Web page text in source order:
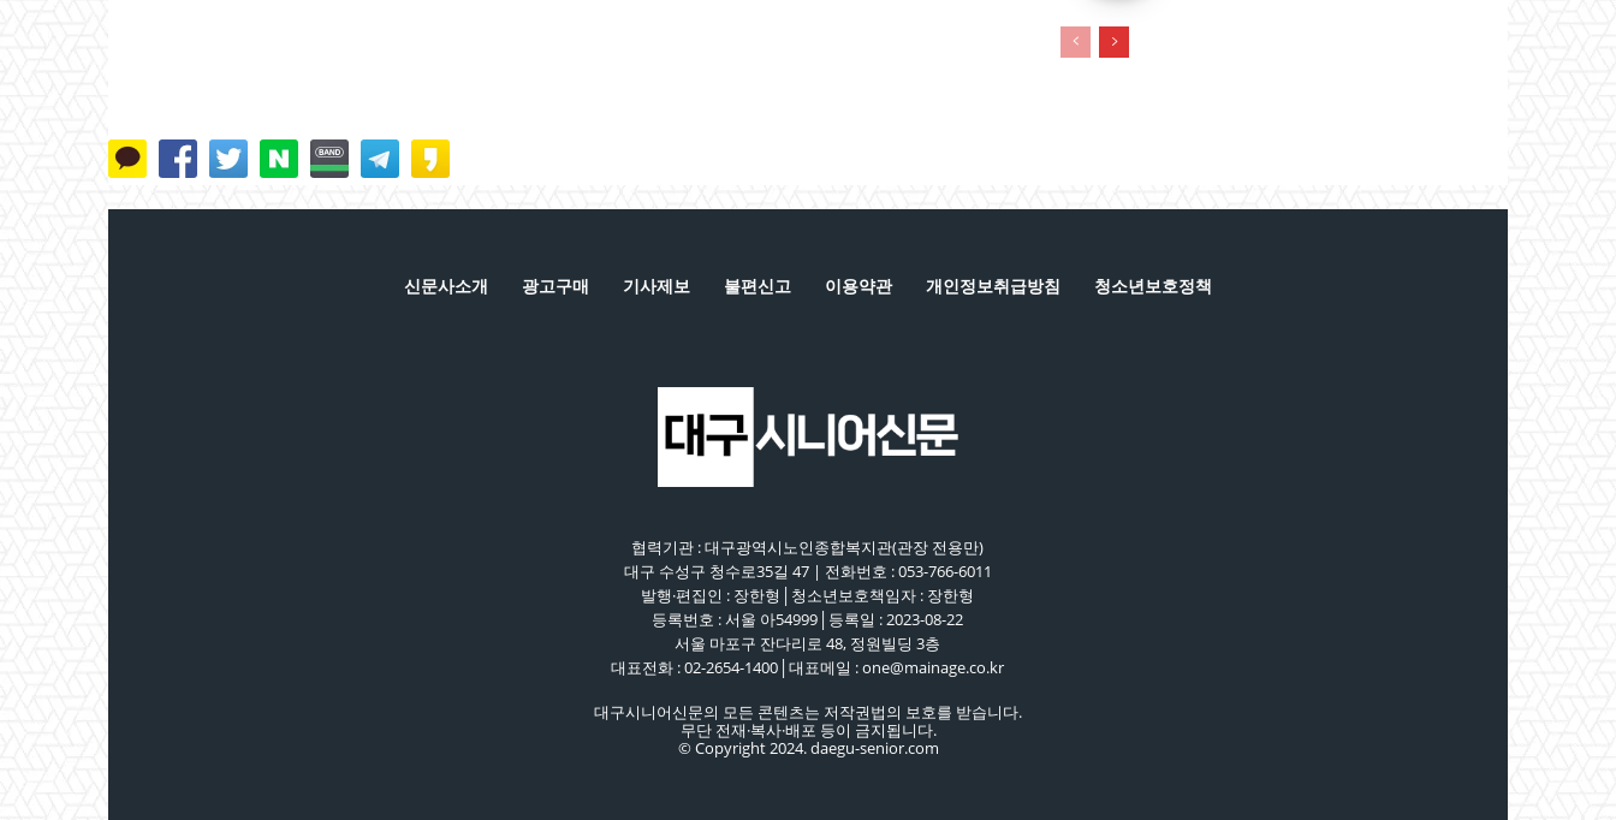
신문사소개 광고구매 기사제보 불편신고 이용약관 개인정보취급방침 청소년보호정책
협력기관 : 대구광역시노인종합복지관(관장 전용만)
대구 수성구 청수로35길 47 | 전화번호 : 053-766-6011
발행·편집인 : 장한형│청소년보호책임자 : 장한형
등록번호 : 서울 아54999│등록일 : 2023-08-22
서울 마포구 잔다리로 48, 정원빌딩 3층
대표전화 : 02-2654-1400│대표메일 : one@mainage.co.kr
대구시니어신문의 모든 콘텐츠는 저작권법의 보호를 받습니다.
무단 전재·복사·배포 등이 금지됩니다.
© Copyright 2024. daegu-senior.com